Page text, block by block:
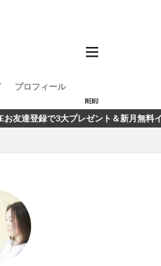
プロフィール
レゼント＆新月無料イベント開催中！